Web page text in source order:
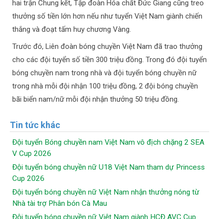
hai trận Chung kết, Tập đoàn Hóa chất Đức Giang cũng treo
thưởng số tiền lớn hơn nếu như tuyển Việt Nam giành chiến
thắng và đoạt tấm huy chương Vàng.
Trước đó, Liên đoàn bóng chuyền Việt Nam đã trao thưởng
cho các đội tuyển số tiền 300 triệu đồng. Trong đó đội tuyển
bóng chuyền nam trong nhà và đội tuyển bóng chuyền nữ
trong nhà mỗi đội nhận 100 triệu đồng, 2 đội bóng chuyền
bãi biển nam/nữ mỗi đội nhận thưởng 50 triệu đồng.
Tin tức khác
Đội tuyển Bóng chuyền nam Việt Nam vô địch chặng 2 SEA
V Cup 2026
Đội tuyển bóng chuyền nữ U18 Việt Nam tham dự Princess
Cup 2026
Đội tuyển bóng chuyền nữ Việt Nam nhận thưởng nóng từ
Nhà tài trợ Phân bón Cà Mau
Đội tuyển bóng chuyền nữ Việt Nam giành HCĐ AVC Cup